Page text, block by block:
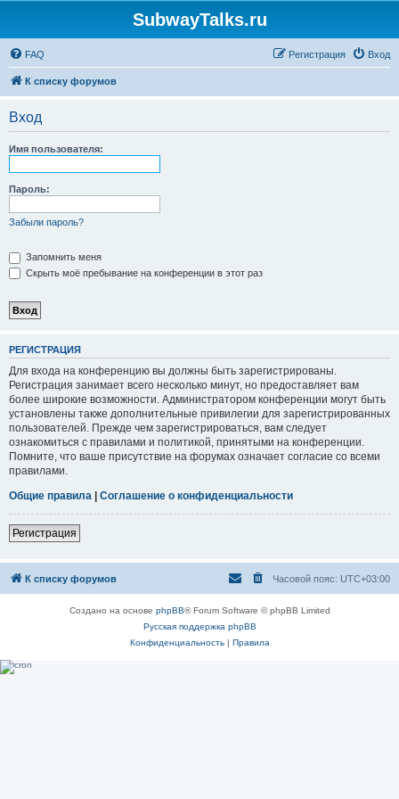
SubwayTalks.ru
FAQ Вход
Регистрация
К списку форумов
Вход
Имя пользователя:
Пароль:
Забыли пароль?
Запомнить меня
Скрыть моё пребывание на конференции в этот раз
РЕГИСТРАЦИЯ
Для входа на конференцию вы должны быть зарегистрированы.
Регистрация занимает всего несколько минут, но предоставляет вам
более широкие возможности. Администратором конференции могут быть
установлены также дополнительные привилегии для зарегистрированных
пользователей. Прежде чем зарегистрироваться, вам следует
ознакомиться с правилами и политикой, принятыми на конференции.
Помните, что ваше присутствие на форумах означает согласие со всеми
правилами.
Общие правила | Соглашение о конфиденциальности
Регистрация
К списку форумов Часовой пояс: UTC+03:00
Создано на основе phpBB® Forum Software © phpBB Limited
Русская поддержка phpBB
Конфиденциальность| Правила